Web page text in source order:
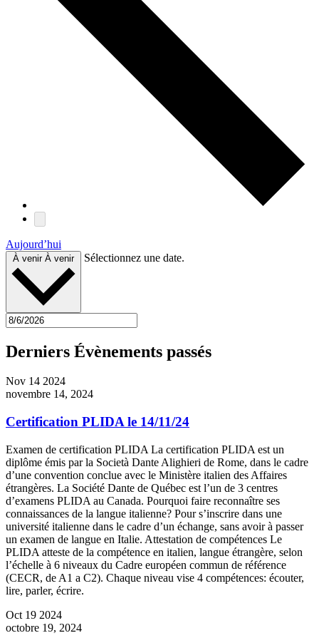
Aujourd’hui
À venir À venir Sélectionnez une date.
Derniers Évènements passés
Nov 14 2024
novembre 14, 2024
Certification PLIDA le 14/11/24
Examen de certification PLIDA La certification PLIDA est un
diplôme émis par la Società Dante Alighieri de Rome, dans le cadre
d’une convention conclue avec le Ministère italien des Affaires
étrangères. La Société Dante de Québec est l’un de 3 centres
d’examens PLIDA au Canada. Pourquoi faire reconnaître ses
connaissances de la langue italienne? Pour s’inscrire dans une
université italienne dans le cadre d’un échange, sans avoir à passer
un examen de langue en Italie. Attestation de compétences Le
PLIDA atteste de la compétence en italien, langue étrangère, selon
l’échelle à 6 niveaux du Cadre européen commun de référence
(CECR, de A1 a C2). Chaque niveau vise 4 compétences: écouter,
lire, parler, écrire.
Oct 19 2024
octobre 19, 2024